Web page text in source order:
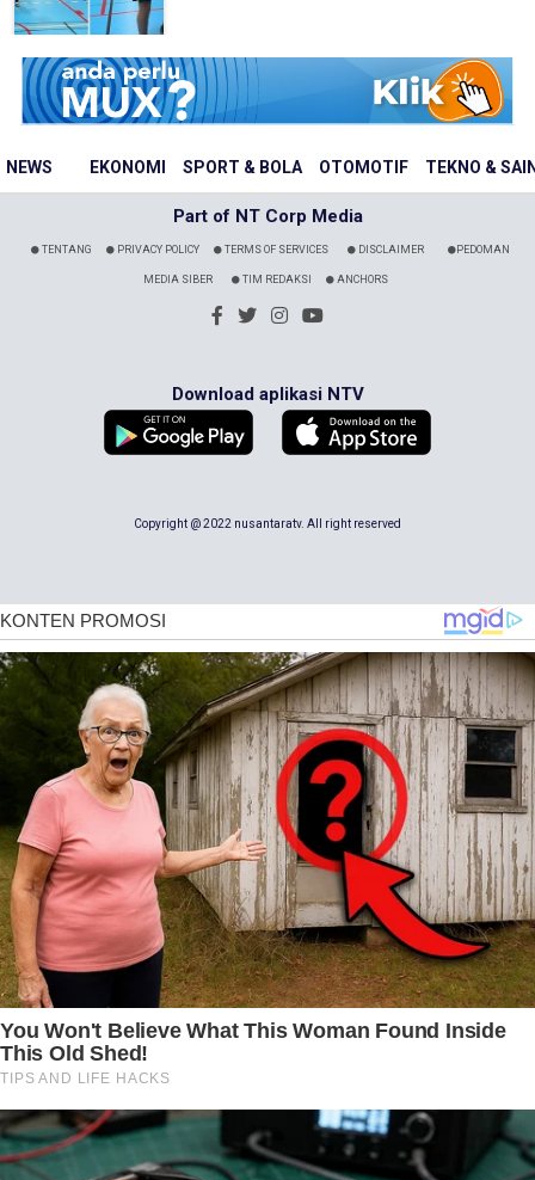
NEWS EKONOMI SPORT & BOLA OTOMOTIF TEKNO &
Part of NT Corp Media
TENTANG PRIVACY POLICY TERMS OF SERVICES DISCLAIMER PEDOMAN
MEDIA SIBER TIM REDAKSI ANCHORS
Download aplikasi NTV
Copyright @ 2022 nusantaratv. All right reserved